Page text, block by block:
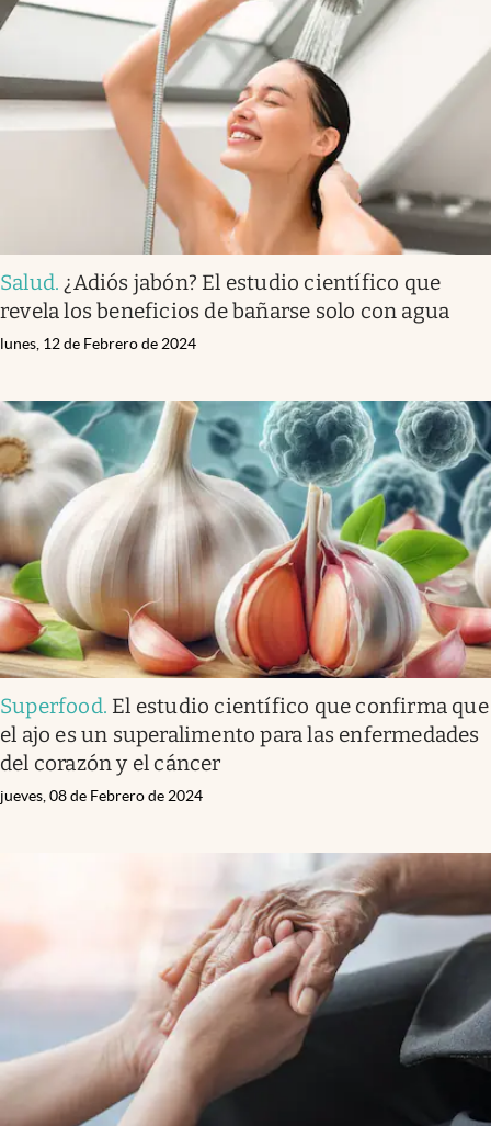
Salud. ¿Adiós jabón? El estudio científico que
revela los beneficios de bañarse solo con agua
lunes, 12 de Febrero de 2024
Superfood. El estudio científico que confirma que
el ajo es un superalimento para las enfermedades
del corazón y el cáncer
jueves, 08 de Febrero de 2024